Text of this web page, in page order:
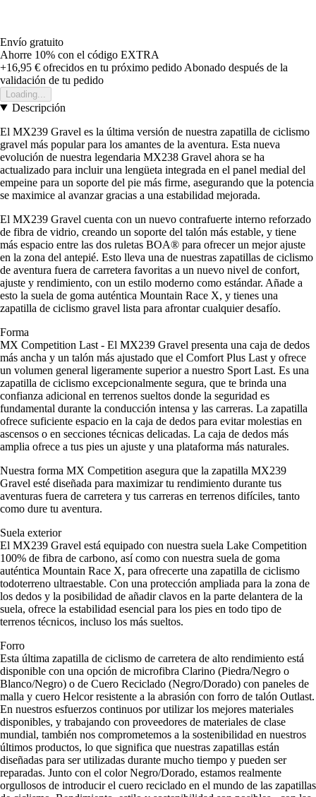
Envío gratuito
Ahorre 10% con el código EXTRA
+16,95 € ofrecidos en tu próximo pedido Abonado después de la
validación de tu pedido
Loading...
Descripción
El MX239 Gravel es la última versión de nuestra zapatilla de ciclismo
gravel más popular para los amantes de la aventura. Esta nueva
evolución de nuestra legendaria MX238 Gravel ahora se ha
actualizado para incluir una lengüeta integrada en el panel medial del
empeine para un soporte del pie más firme, asegurando que la potencia
se maximice al avanzar gracias a una estabilidad mejorada.
El MX239 Gravel cuenta con un nuevo contrafuerte interno reforzado
de fibra de vidrio, creando un soporte del talón más estable, y tiene
más espacio entre las dos ruletas BOA® para ofrecer un mejor ajuste
en la zona del antepié. Esto lleva una de nuestras zapatillas de ciclismo
de aventura fuera de carretera favoritas a un nuevo nivel de confort,
ajuste y rendimiento, con un estilo moderno como estándar. Añade a
esto la suela de goma auténtica Mountain Race X, y tienes una
zapatilla de ciclismo gravel lista para afrontar cualquier desafío.
Forma
MX Competition Last - El MX239 Gravel presenta una caja de dedos
más ancha y un talón más ajustado que el Comfort Plus Last y ofrece
un volumen general ligeramente superior a nuestro Sport Last. Es una
zapatilla de ciclismo excepcionalmente segura, que te brinda una
confianza adicional en terrenos sueltos donde la seguridad es
fundamental durante la conducción intensa y las carreras. La zapatilla
ofrece suficiente espacio en la caja de dedos para evitar molestias en
ascensos o en secciones técnicas delicadas. La caja de dedos más
amplia ofrece a tus pies un ajuste y una plataforma más naturales.
Nuestra forma MX Competition asegura que la zapatilla MX239
Gravel esté diseñada para maximizar tu rendimiento durante tus
aventuras fuera de carretera y tus carreras en terrenos difíciles, tanto
como dure tu aventura.
Suela exterior
El MX239 Gravel está equipado con nuestra suela Lake Competition
100% de fibra de carbono, así como con nuestra suela de goma
auténtica Mountain Race X, para ofrecerte una zapatilla de ciclismo
todoterreno ultraestable. Con una protección ampliada para la zona de
los dedos y la posibilidad de añadir clavos en la parte delantera de la
suela, ofrece la estabilidad esencial para los pies en todo tipo de
terrenos técnicos, incluso los más sueltos.
Forro
Esta última zapatilla de ciclismo de carretera de alto rendimiento está
disponible con una opción de microfibra Clarino (Piedra/Negro o
Blanco/Negro) o de Cuero Reciclado (Negro/Dorado) con paneles de
malla y cuero Helcor resistente a la abrasión con forro de talón Outlast.
En nuestros esfuerzos continuos por utilizar los mejores materiales
disponibles, y trabajando con proveedores de materiales de clase
mundial, también nos comprometemos a la sostenibilidad en nuestros
últimos productos, lo que significa que nuestras zapatillas están
diseñadas para ser utilizadas durante mucho tiempo y pueden ser
reparadas. Junto con el color Negro/Dorado, estamos realmente
orgullosos de introducir el cuero reciclado en el mundo de las zapatillas